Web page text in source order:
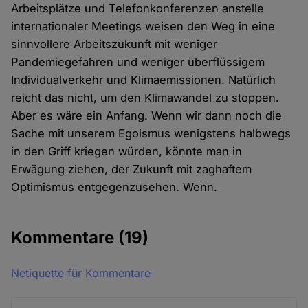
Arbeitsplätze und Telefonkonferenzen anstelle
internationaler Meetings weisen den Weg in eine
sinnvollere Arbeitszukunft mit weniger
Pandemiegefahren und weniger überflüssigem
Individualverkehr und Klimaemissionen. Natürlich
reicht das nicht, um den Klimawandel zu stoppen.
Aber es wäre ein Anfang. Wenn wir dann noch die
Sache mit unserem Egoismus wenigstens halbwegs
in den Griff kriegen würden, könnte man in
Erwägung ziehen, der Zukunft mit zaghaftem
Optimismus entgegenzusehen. Wenn.
Kommentare (19)
Netiquette für Kommentare